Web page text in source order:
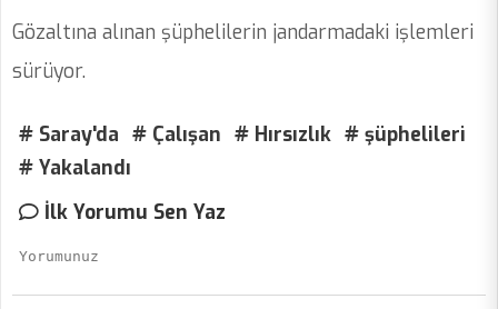
Gözaltına alınan şüphelilerin jandarmadaki işlemleri
sürüyor.
# Saray'da # Çalışan # Hırsızlık # şüphelileri
# Yakalandı
İlk Yorumu Sen Yaz